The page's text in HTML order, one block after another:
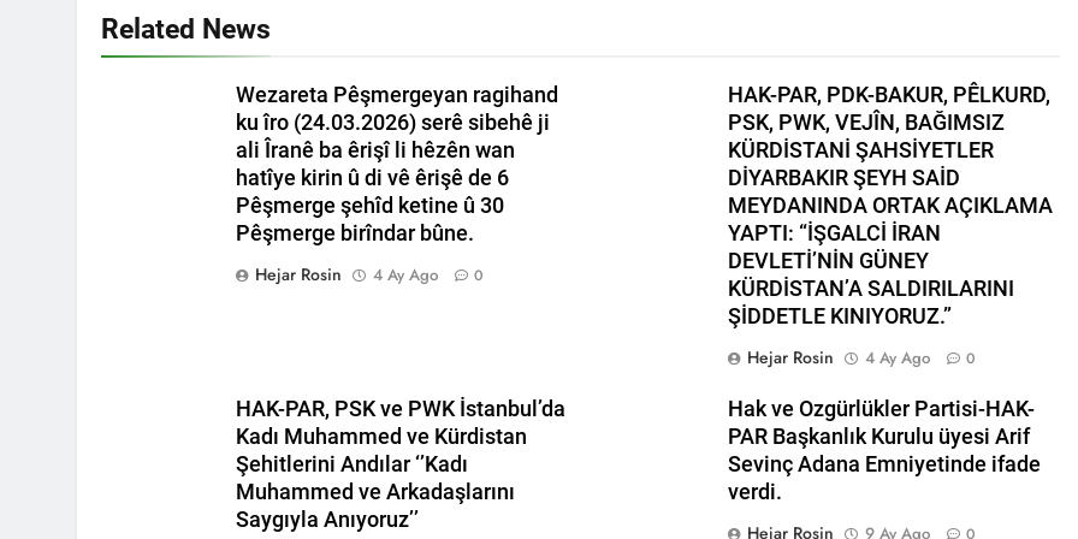
HAK-PAR
genel merkezde toplanarak gündemindeki konuları görüştü ve aşağıdaki
1 Yıl Ago
HAK-PAR Mersin il örgütü Newrozu coşkulu bir etkinlikle kutladı
1 Yıl Ago
BAŞTA KÜRT HALKI OLMAK ÜZERE HERKESİN, MEŞRU HAKLARININ TESLİM
CANLI TUTARAK; RAMAZAN BAYRAMINIZI KUTLUYORUZ!
HAK-PAR, PDK-BAKUR, PSK, PWK, Diyarbakır e Mardin’de Halepçe Soykırımı’nı
Ulusal Birlik ve Kürdistan’ın Özgürlüğüyle Sarılabilir
Ahmed el Şara ve Mazlum Abdi’nin imzaladığı anlaşma, Kürtlerin kolektif
1 Yıl Ago
HAK-PAR Adana İl Kadın Komisyonu 8 Mart Dünya Kadınlar gününü kutladı
1 Yıl Ago
HAK-PAR Fransa Konferansı Başarıyla Sonuçlandı Düzgün KAPLAN; ‘PKK’
olacaktır.’
Related News
Wezareta Pêşmergeyan ragihand
ku îro (24.03.2026) serê sibehê ji
ali Îranê ba êrişî li hêzên wan
hatîye kirin û di vê êrişê de 6
Pêşmerge şehîd ketine û 30
Pêşmerge birîndar bûne.
Hejar Rosin
4 Ay Ago 0
HAK-PAR, PDK-BAKUR, PÊLKURD,
PSK, PWK, VEJÎN, BAĞIMSIZ
KÜRDİSTANİ ŞAHSİYETLER
DİYARBAKIR ŞEYH SAİD
MEYDANINDA ORTAK AÇIKLAMA
YAPTI: “İŞGALCİ İRAN
DEVLETİ’NİN GÜNEY
KÜRDİSTAN’A SALDIRILARINI
ŞİDDETLE KINIYORUZ.”
Hejar Rosin
4 Ay Ago 0
HAK-PAR, PSK ve PWK İstanbul’da
Kadı Muhammed ve Kürdistan
Şehitlerini Andılar ‘’Kadı
Muhammed ve Arkadaşlarını
Saygıyla Anıyoruz’’
Hak ve Ozgürlükler Partisi-HAK-
PAR Başkanlık Kurulu üyesi Arif
Sevinç Adana Emniyetinde ifade
verdi.
Hejar Rosin
9 Ay Ago 0